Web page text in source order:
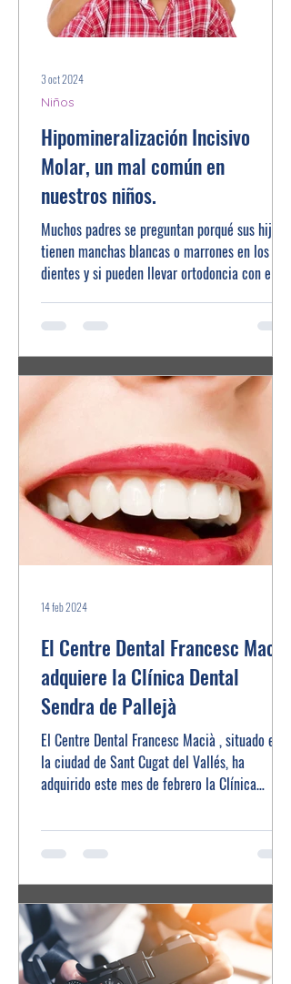
Hipomineralización Incisivo
Molar, un mal común en
nuestros niños.
Muchos padres se preguntan porqué sus hijos
tienen manchas blancas o marrones en los
dientes y si pueden llevar ortodoncia con ellas.
Niños
3 oct 2024
El Centre Dental Francesc Macià
adquiere la Clínica Dental
Sendra de Pallejà
El Centre Dental Francesc Macià , situado en
la ciudad de Sant Cugat del Vallés, ha
adquirido este mes de febrero la Clínica
14 feb 2024